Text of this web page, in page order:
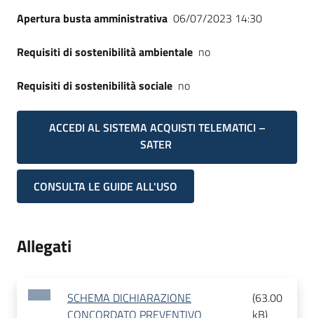
Apertura busta amministrativa 06/07/2023 14:30
Requisiti di sostenibilità ambientale no
Requisiti di sostenibilità sociale no
ACCEDI AL SISTEMA ACQUISTI TELEMATICI –
SATER
CONSULTA LE GUIDE ALL'USO
Allegati
SCHEMA DICHIARAZIONE
CONCORDATO PREVENTIVO
(63.00
kB)